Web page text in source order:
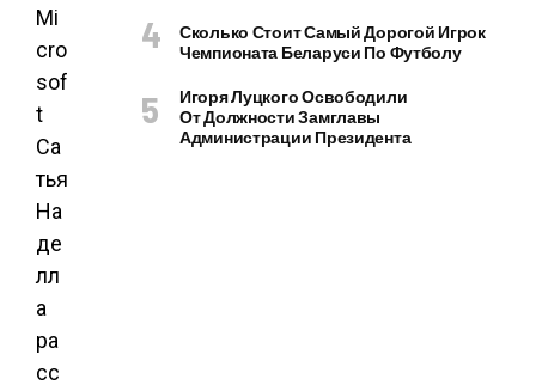
Mi
cro
sof
t
Са
тья
На
де
лл
а
ра
сс
Сколько Стоит Самый Дорогой Игрок
Чемпионата Беларуси По Футболу
Игоря Луцкого Освободили
От Должности Замглавы
Администрации Президента